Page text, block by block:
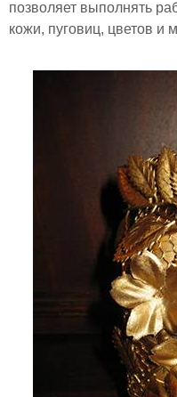
позволяет выполнять
кожи, пуговиц, цветов и